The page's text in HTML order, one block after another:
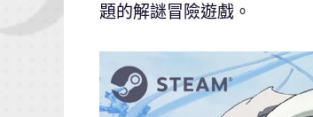
題的解謎冒險遊戲。